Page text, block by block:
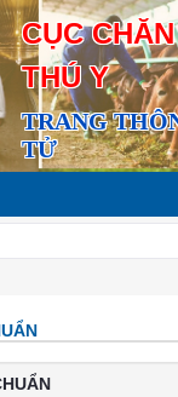
CỤC
THÚ Y
TRANG
TỬ